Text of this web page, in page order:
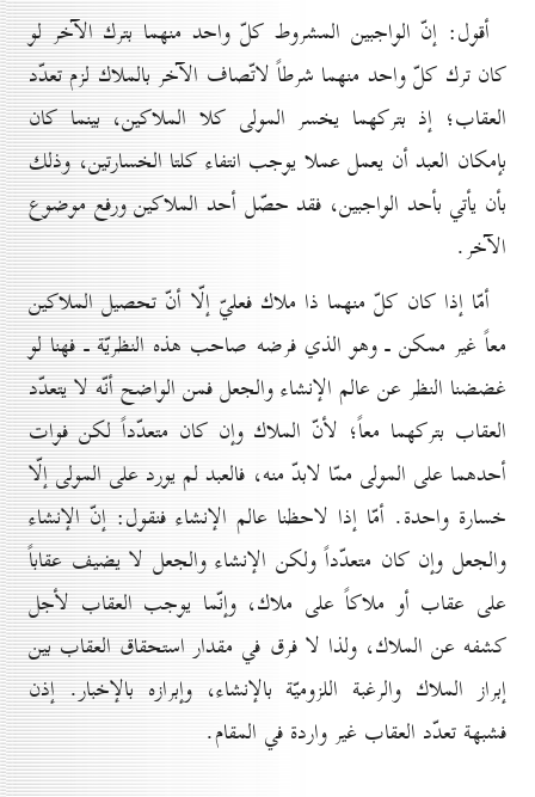
أقول: إنّ الواجبين المشروط كلّ واحد منهما بترك الآخر لو
كان ترك كلّ واحد منهما شرطاً لاتّصاف الآخر بالملاك لزم تعدّد
العقاب؛ إذ بتركهما يخسر المولى كلا الملاكين، بينما كان
بإمكان العبد أن يعمل عملا يوجب انتفاء كلتا الخسارتين، وذلك
بأن يأتي بأحد الواجبين، فقد حصّل أحد الملاكين ورفع موضوع
الآخر.
أمّا إذا كان كلّ منهما ذا ملاك فعليّ إلّا أنّ تحصيل الملاكين
معاً غير ممكن ـ وهو الذي فرضه صاحب هذه النظريّة ـ فهنا لو
غضضنا النظر عن عالم الإنشاء والجعل فمن الواضح أنّه لا يتعدّد
العقاب بتركهما معاً؛ لأنّ الملاك وإن كان متعدّداً لكن فوات
أحدهما على المولى ممّا لابدّ منه، فالعبد لم يورد على المولى إلّا
خسارة واحدة. أمّا إذا لاحظنا عالم الإنشاء فنقول: إنّ الإنشاء
والجعل وإن كان متعدّداً ولكن الإنشاء والجعل لا يضيف عقاباً
على عقاب أو ملاكاً على ملاك، وإنّما يوجب العقاب لأجل
كشفه عن الملاك، ولذا لا فرق في مقدار استحقاق العقاب بين
إبراز الملاك والرغبة اللزوميّة بالإنشاء، وإبرازه بالإخبار. إذن
فشبهة تعدّد العقاب غير واردة في المقام.